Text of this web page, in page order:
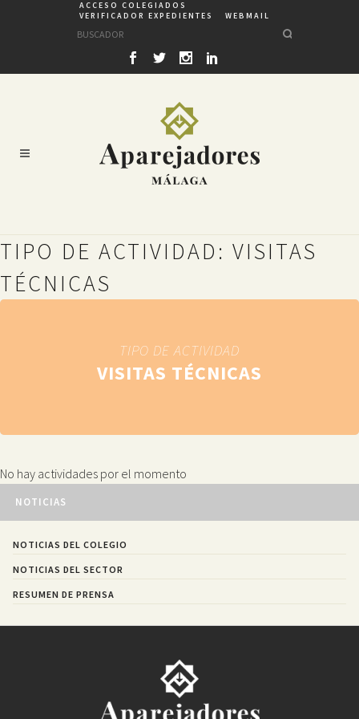
ACCESO COLEGIADOS
VERIFICADOR EXPEDIENTES
WEBMAIL
TIPO DE ACTIVIDAD: VISITAS
TÉCNICAS
TIPO DE ACTIVIDAD
VISITAS TÉCNICAS
No hay actividades por el momento
NOTICIAS
NOTICIAS DEL COLEGIO
NOTICIAS DEL SECTOR
RESUMEN DE PRENSA